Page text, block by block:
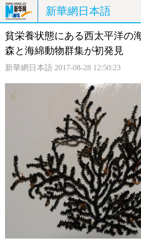
新華網日本語
ホームページ 政治
評論
貧栄養状態にある西太平洋
森と海綿動物群集が初発見
新華網日本語 2017-08-28 12:50:23